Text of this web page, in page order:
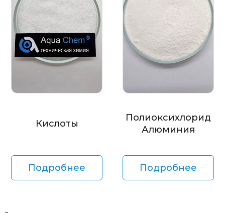
Кислоты
Подробнее
Полиоксихлорид
Алюминия
Подробнее